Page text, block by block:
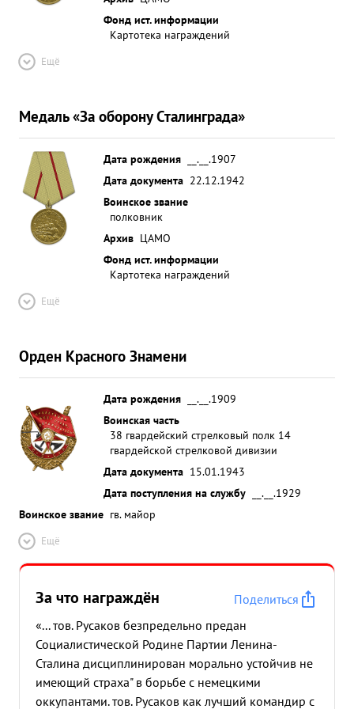
Фонд ист. информации
Картотека награждений
Ещё
Медаль «За оборону Сталинграда»
Дата рождения
__.__.1907
Дата документа 22.12.1942
Воинское звание
полковник
Архив ЦАМО
Фонд ист. информации
Картотека награждений
Ещё
Орден Красного Знамени
Дата рождения
__.__.1909
Воинская часть
38 гвардейский стрелковый полк 14
гвардейской стрелковой дивизии
Дата документа 15.01.1943
Дата поступления на службу
__.__.1929
Воинское звание гв. майор
Ещё
За что награждён
Поделиться
«... тов. Русаков безпредельно предан
Социалистической Родине Партии Ленина-
Сталина дисциплинирован морально устойчив не
имеющий страха" в борьбе с немецкими
оккупантами. тов. Русаков как лучший командир с